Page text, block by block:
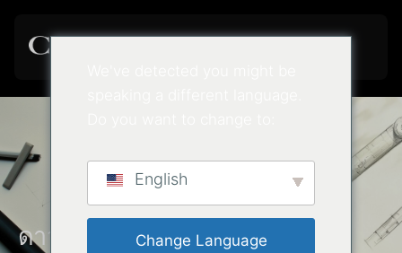
ดาวน์โหลดทรัพยากร
English
Change Language